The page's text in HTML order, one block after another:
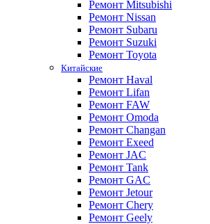
Ремонт Mitsubishi
Ремонт Nissan
Ремонт Subaru
Ремонт Suzuki
Ремонт Toyota
Китайские
Ремонт Haval
Ремонт Lifan
Ремонт FAW
Ремонт Omoda
Ремонт Changan
Ремонт Exeed
Ремонт JAC
Ремонт Tank
Ремонт GAC
Ремонт Jetour
Ремонт Chery
Ремонт Geely